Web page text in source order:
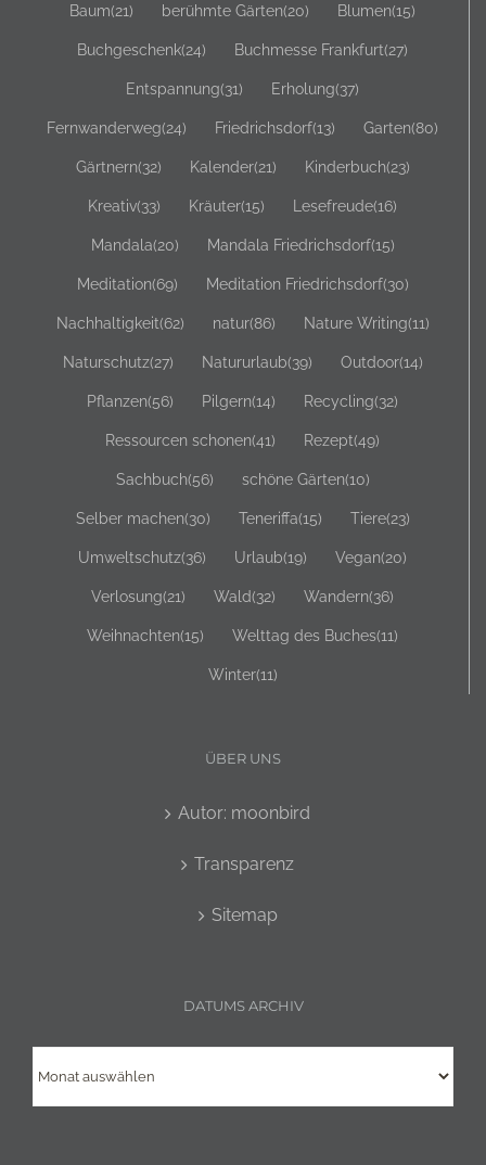
Baum(21) berühmte Gärten(20) Blumen(15)
Buchgeschenk(24) Buchmesse Frankfurt(27)
Entspannung(31) Erholung(37)
Fernwanderweg(24) Friedrichsdorf(13) Garten(80)
Gärtnern(32) Kalender(21) Kinderbuch(23)
Kreativ(33) Kräuter(15) Lesefreude(16)
Mandala(20) Mandala Friedrichsdorf(15)
Meditation(69) Meditation Friedrichsdorf(30)
Nachhaltigkeit(62) natur(86) Nature Writing(11)
Naturschutz(27) Natururlaub(39) Outdoor(14)
Pflanzen(56) Pilgern(14) Recycling(32)
Ressourcen schonen(41) Rezept(49)
Sachbuch(56) schöne Gärten(10)
Selber machen(30) Teneriffa(15) Tiere(23)
Umweltschutz(36) Urlaub(19) Vegan(20)
Verlosung(21) Wald(32) Wandern(36)
Weihnachten(15) Welttag des Buches(11)
Winter(11)
ÜBER UNS
Autor: moonbird
Transparenz
Sitemap
DATUMS ARCHIV
Archiv